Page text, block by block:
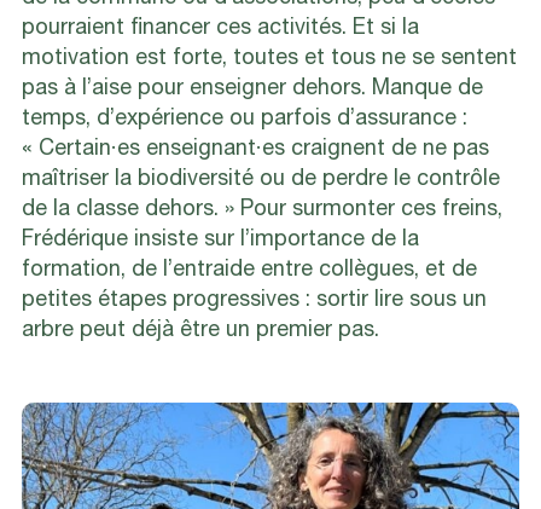
pourraient financer ces activités. Et si la
motivation est forte, toutes et tous ne se sentent
pas à l’aise pour enseigner dehors. Manque de
temps, d’expérience ou parfois d’assurance :
« Certain·es enseignant·es craignent de ne pas
maîtriser la biodiversité ou de perdre le contrôle
de la classe dehors. » Pour surmonter ces freins,
Frédérique insiste sur l’importance de la
formation, de l’entraide entre collègues, et de
petites étapes progressives : sortir lire sous un
arbre peut déjà être un premier pas.